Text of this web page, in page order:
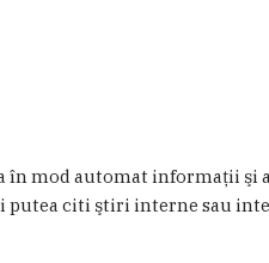
în mod automat informaţii şi
putea citi ştiri interne sau